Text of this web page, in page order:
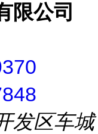
限公司
发区车城